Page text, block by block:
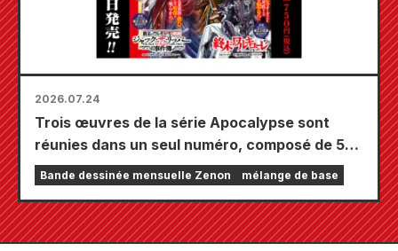
2026.07.24
Trois œuvres de la série Apocalypse sont
réunies dans un seul numéro, composé de 5
chapitres ! Le numéro de septembre 2026 de
« Monthly Comic Zenon » sera disponible le
24 juillet !
Bande dessinée mensuelle Zenon mélange de base